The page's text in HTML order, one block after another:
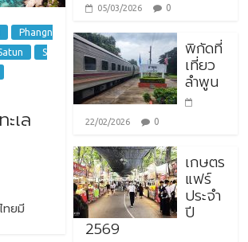
Phangn
S
เล
ทยมี
05/03/2026 0
พิกัดที่
เที่ยว
ลำพูน
22/02/2026 0
เกษตร
แฟร์
ประจำ
ปี
2569